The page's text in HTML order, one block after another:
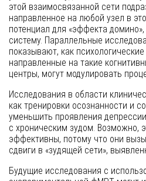
этой взаимосвязанной сети
направленное на любой узел в
потенциал для «эффекта
систему. Параллельные
показывают, как
направленные на такие
центры, могут модулировать
Исследования в области
как тренировки осознанности и
уменьшить проявления
с хроническим зудом. Возможно,
эффективны, потому что они
сдвиги в «зудящей сети»,
Будущие исследования с